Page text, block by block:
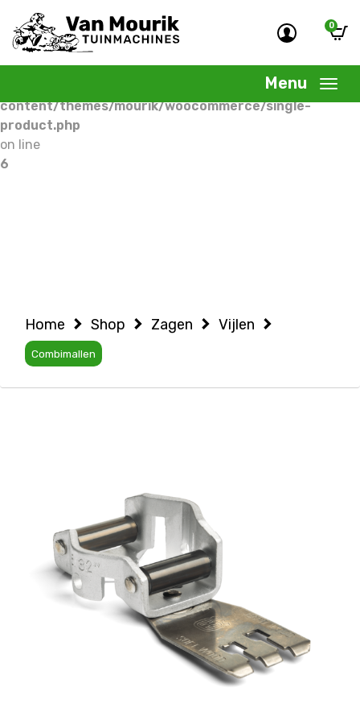
Warning
: Undefined variable $woocommercepage in
/home/allermedia/domains/vanmourik-
content/themes/mourik/woocommerce/single-
product.php
on line
6
0
Menu
Home Shop Zagen Vijlen
Combimallen